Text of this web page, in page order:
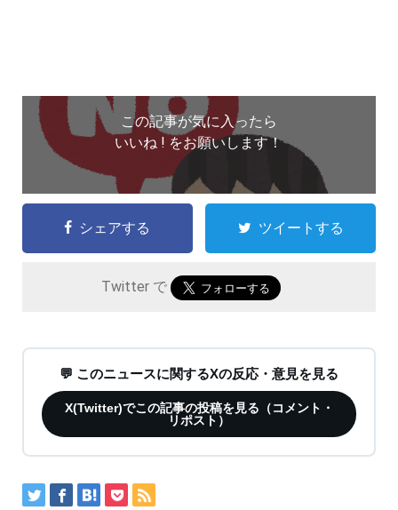
この記事が気に入ったら
いいね ! をお願いします！
シェアする ツイートする
Twitter で
💬 このニュースに関するXの反応・意見を見る
X(Twitter)でこの記事の投稿を見る（コメント・
リポスト）